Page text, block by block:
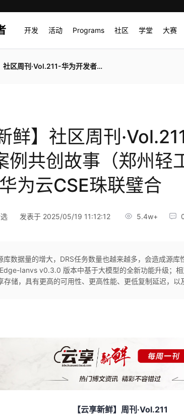
开发 活动 Programs 社区 学堂 大赛
华为开发者空间 · 案例共创故事（郑州轻工业大学）；MCP与华为云CSE珠联璧合
鲜】社区周刊
例共创故事（郑州轻
为云CSE珠联璧合
发表于 2025/05/19 11:12:12 5.4w+
库数据量的增大，DRS任务数量也越来越多，会造成源
Ianvs v0.3.0 版本中基于大模型的全新功能升级；
存储，具有更高的可用性、更高性能、更低复制延迟，以
【云享新鲜】周刊 ·Vol.211